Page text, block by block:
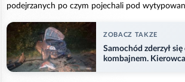
podejrzanych po czym pojechali pod
ZOBACZ TAKZE
Samochód zderzył się
kombajnem.